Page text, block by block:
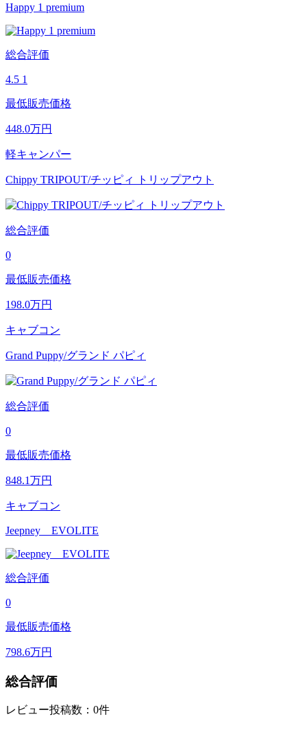
Happy 1 premium
総合評価
4.5 1
最低販売価格
448.0万円
軽キャンパー
Chippy TRIPOUT/チッピィ トリップアウト
総合評価
0
最低販売価格
198.0万円
キャブコン
Grand Puppy/グランド パピィ
総合評価
0
最低販売価格
848.1万円
キャブコン
Jeepney EVOLITE
総合評価
0
最低販売価格
798.6万円
総合評価
レビュー投稿数：0件